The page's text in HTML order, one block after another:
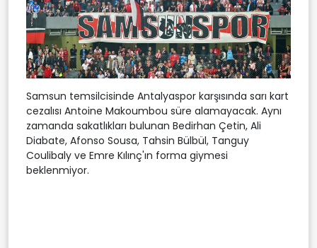
Samsun temsilcisinde Antalyaspor karşısında sarı kart
cezalısı Antoine Makoumbou süre alamayacak. Aynı
zamanda sakatlıkları bulunan Bedirhan Çetin, Ali
Diabate, Afonso Sousa, Tahsin Bülbül, Tanguy
Coulibaly ve Emre Kılınç'ın forma giymesi
beklenmiyor.